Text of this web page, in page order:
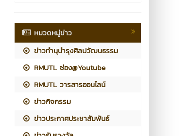
หมวดหมู่ข่าว
ข่าวทำนุบำรุงศิลปวัฒนธรรม
RMUTL ช่อง@Youtube
RMUTL วารสารออนไลน์
ข่าวกิจกรรม
ข่าวประกาศประชาสัมพันธ์